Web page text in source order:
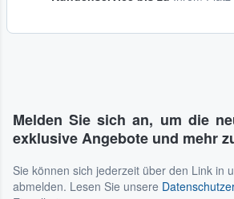
Melden Sie sich an, um die
exklusive Angebote und mehr
Sie können sich jederzeit über den Link in
abmelden. Lesen Sie unsere